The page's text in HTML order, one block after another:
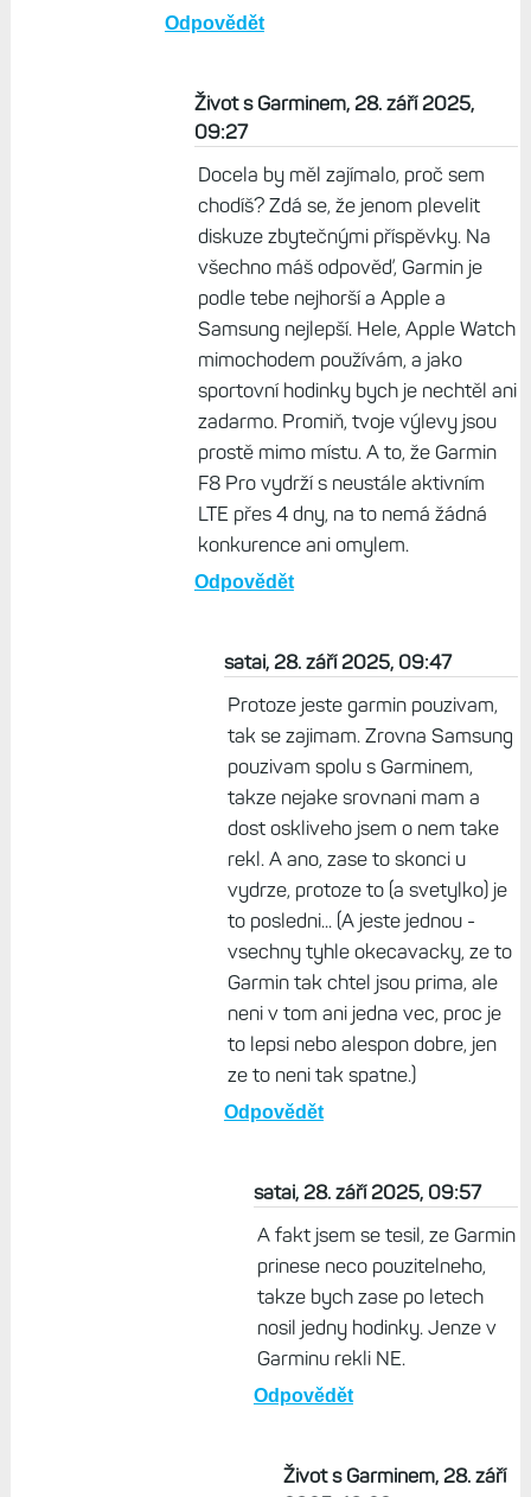
Odpovědět
Život s Garminem, 28. září 2025,
09:27
Docela by měl zajímalo, proč sem
chodíš? Zdá se, že jenom plevelit
diskuze zbytečnými příspěvky. Na
všechno máš odpověď, Garmin je
podle tebe nejhorší a Apple a
Samsung nejlepší. Hele, Apple Watch
mimochodem používám, a jako
sportovní hodinky bych je nechtěl ani
zadarmo. Promiň, tvoje výlevy jsou
prostě mimo místu. A to, že Garmin
F8 Pro vydrží s neustále aktivním
LTE přes 4 dny, na to nemá žádná
konkurence ani omylem.
Odpovědět
satai, 28. září 2025, 09:47
Protoze jeste garmin pouzivam,
tak se zajimam. Zrovna Samsung
pouzivam spolu s Garminem,
takze nejake srovnani mam a
dost oskliveho jsem o nem take
rekl. A ano, zase to skonci u
vydrze, protoze to (a svetylko) je
to posledni... (A jeste jednou -
vsechny tyhle okecavacky, ze to
Garmin tak chtel jsou prima, ale
neni v tom ani jedna vec, proc je
to lepsi nebo alespon dobre, jen
ze to neni tak spatne.)
Odpovědět
satai, 28. září 2025, 09:57
A fakt jsem se tesil, ze Garmin
prinese neco pouzitelneho,
takze bych zase po letech
nosil jedny hodinky. Jenze v
Garminu rekli NE.
Odpovědět
Život s Garminem, 28. září